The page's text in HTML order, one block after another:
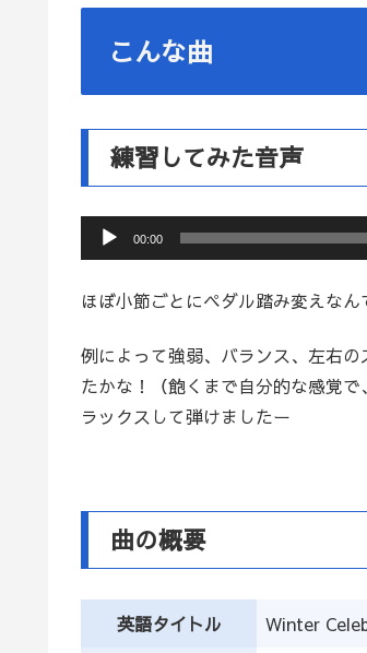
こんな曲
練習してみた音声
声
プ
ー
ヤ
ー
00:00
ほぼ小節ごとにペダル踏み変えな
例によって強弱、バランス、左右
たかな！（飽くまで自分的な感覚
ラックスして弾けましたー
曲の概要
英語タイトル
Winter